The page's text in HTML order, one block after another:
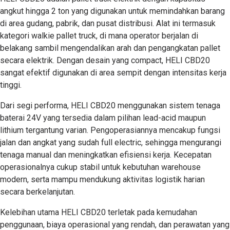
angkut hingga 2 ton yang digunakan untuk memindahkan barang
di area gudang, pabrik, dan pusat distribusi. Alat ini termasuk
kategori walkie pallet truck, di mana operator berjalan di
belakang sambil mengendalikan arah dan pengangkatan pallet
secara elektrik. Dengan desain yang compact, HELI CBD20
sangat efektif digunakan di area sempit dengan intensitas kerja
tinggi.
Dari segi performa, HELI CBD20 menggunakan sistem tenaga
baterai 24V yang tersedia dalam pilihan lead-acid maupun
lithium tergantung varian. Pengoperasiannya mencakup fungsi
jalan dan angkat yang sudah full electric, sehingga mengurangi
tenaga manual dan meningkatkan efisiensi kerja. Kecepatan
operasionalnya cukup stabil untuk kebutuhan warehouse
modern, serta mampu mendukung aktivitas logistik harian
secara berkelanjutan.
Kelebihan utama HELI CBD20 terletak pada kemudahan
penggunaan, biaya operasional yang rendah, dan perawatan yang